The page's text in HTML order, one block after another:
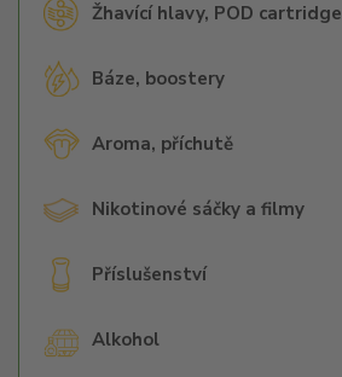
Žhavící hlavy, POD cartridge
Báze, boostery
Aroma, příchutě
Nikotinové sáčky a filmy
Příslušenství
Alkohol